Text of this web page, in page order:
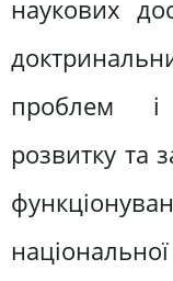
наукових
проблем і
розвитку та